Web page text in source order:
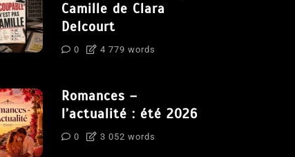
Camille de Clara
Delcourt
0 4 779 words
Romances –
l’actualité : été 2026
0 3 052 words